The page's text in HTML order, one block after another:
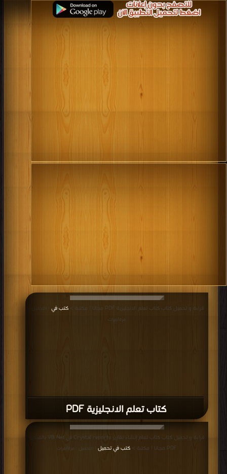
كتاب تعلم الانجليزية PDF
قراءة و تحميل كتاب كتاب تعلم الانجليزية PDF مجانا | مكتبة > كتب في
| التحميل :
مرة/مرات
قراءة و تحميل كتاب كتاب تعلم إنشاء تقارير Crystal reports في VB Net بالفيديو
PDF مجانا | مكتبة >
كتب في تحميل | التحميل : مرة/مرات